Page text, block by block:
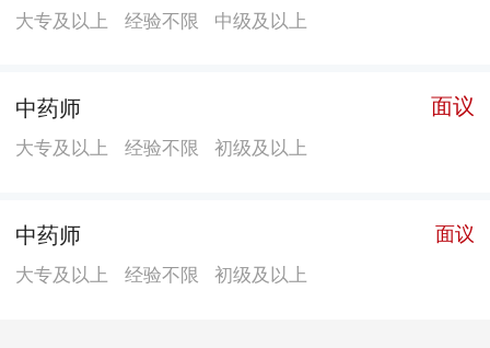
术人员占85.50% 。医院拥有来全国各地医学院附院、县
专业团队。医院在坚持以创伤、骨科为专业特色的基础
上，同时可为患者实现不同层次需求的专业医疗服务，
三级医院建立技术合作及互转协议。是佛山市中医院技
东莞市滨海湾中心医院国家胸痛中心协作医院，呼吸与
大专及以上 经验不限 中级及以上
中药师 面议
大专及以上 经验不限 初级及以上
中药师 面议
大专及以上 经验不限 初级及以上